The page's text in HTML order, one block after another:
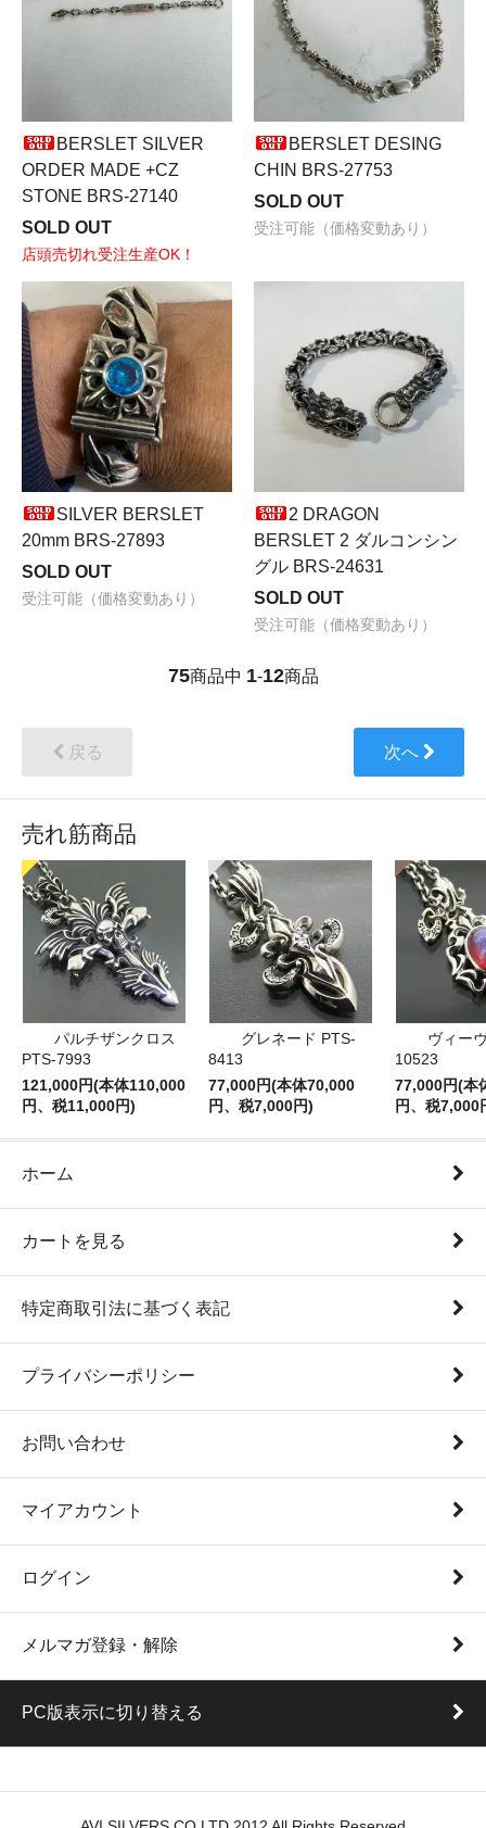
BERSLET SILVER
ORDER MADE +CZ
STONE BRS-27140
SOLD OUT
店頭売切れ受注生産OK！
BERSLET DESING
CHIN BRS-27753
SOLD OUT
受注可能（価格変動あり）
SILVER BERSLET
20mm BRS-27893
SOLD OUT
受注可能（価格変動あり）
2 DRAGON
BERSLET 2 ダルコンシン
グル BRS-24631
SOLD OUT
受注可能（価格変動あり）
75商品中 1-12商品
戻る 次へ
売れ筋商品
パルチザンクロス
PTS-7993
121,000円(本体110,000
円、税11,000円)
グレネード PTS-
8413
77,000円(本体70,000
円、税7,000円)
ヴィー
10523
77,000円(本
円、税7,000
ホーム
カートを見る
特定商取引法に基づく表記
プライバシーポリシー
お問い合わせ
マイアカウント
ログイン
メルマガ登録・解除
PC版表示に切り替える